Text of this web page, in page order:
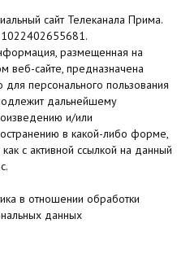
сайт Телеканала Прима.
размещенная на
веб-сайте, предназначена
для персонального пользования
дальнейшему
и/или
в какой-либо форме,
с активной ссылкой на данный
в отношении обработки
данных